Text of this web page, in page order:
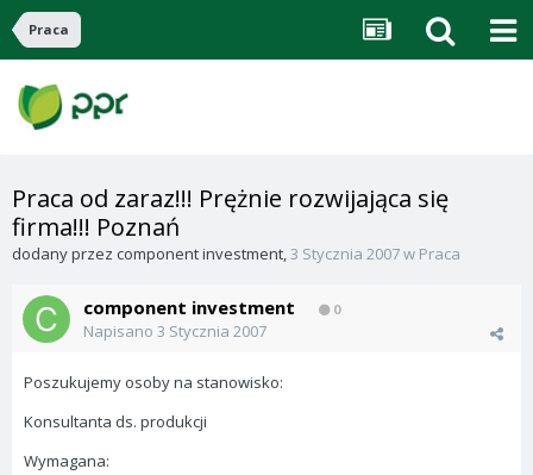
Praca
Praca od zaraz!!! Prężnie rozwijająca się
firma!!! Poznań
dodany przez component investment,3 Stycznia 2007w Praca
component investment 0
Napisano 3 Stycznia 2007
Poszukujemy osoby na stanowisko:
Konsultanta ds. produkcji
Wymagana: